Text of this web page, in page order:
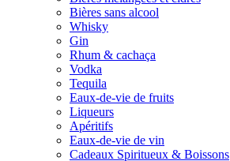
Bières sans alcool
Whisky
Gin
Rhum & cachaça
Vodka
Tequila
Eaux-de-vie de fruits
Liqueurs
Apéritifs
Eaux-de-vie de vin
Cadeaux Spiritueux & Boissons